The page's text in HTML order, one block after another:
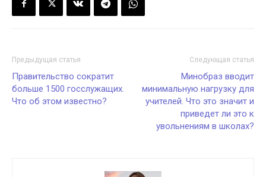
Предыдущая статья
Правительство сократит
больше 1500 госслужащих.
Что об этом известно?
Следующая статья
Минобраз вводит
минимальную нагрузку для
учителей. Что это значит и
приведет ли это к
увольнениям в школах?